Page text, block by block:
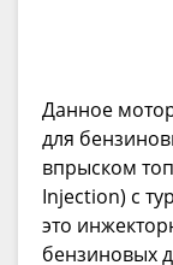
Данное
для
впрыском
Injection) с
это
бензиновых